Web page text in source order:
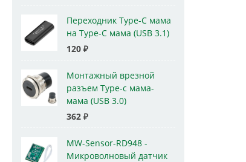
Переходник Type-C мама
на Type-C мама (USB 3.1)
120 ₽
Монтажный врезной
разъем Type-c мама-
мама (USB 3.0)
362 ₽
MW-Sensor-RD948 -
Микроволновый датчик